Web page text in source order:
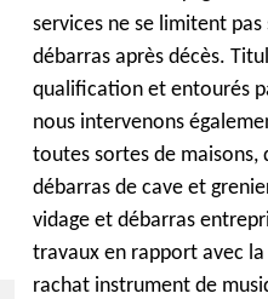
services ne se limitent
débarras après décès.
qualification et entourés
nous intervenons
toutes sortes de maisons,
débarras de cave et
vidage et débarras
travaux en rapport avec
rachat instrument de